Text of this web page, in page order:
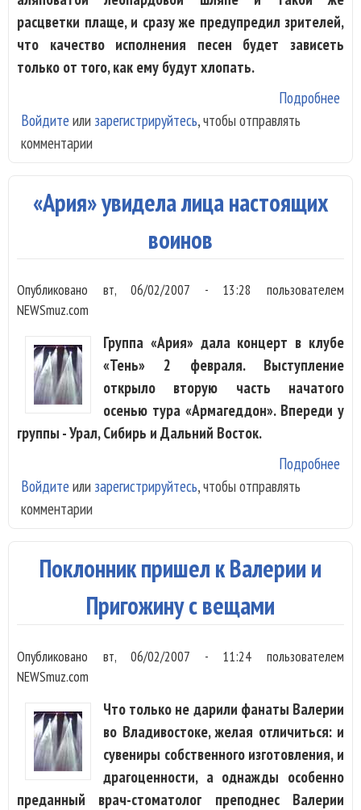
расцветки плаще, и сразу же предупредил зрителей,
что качество исполнения песен будет зависеть
только от того, как ему будут хлопать.
Подробнее
Войдите или зарегистрируйтесь, чтобы отправлять
комментарии
«Ария» увидела лица настоящих
воинов
Опубликовано вт, 06/02/2007 - 13:28
пользователем
NEWSmuz.com
Группа «Ария» дала концерт в клубе
«Тень» 2 февраля. Выступление
открыло вторую часть начатого
осенью тура «Армагеддон». Впереди у
группы - Урал, Сибирь и Дальний Восток.
Подробнее
Войдите или зарегистрируйтесь, чтобы отправлять
комментарии
Поклонник пришел к Валерии и
Пригожину с вещами
Опубликовано вт, 06/02/2007 - 11:24 пользователем
NEWSmuz.com
Что только не дарили фанаты Валерии
во Владивостоке, желая отличиться: и
сувениры собственного изготовления, и
драгоценности, а однажды особенно
преданный врач-стоматолог преподнес Валерии